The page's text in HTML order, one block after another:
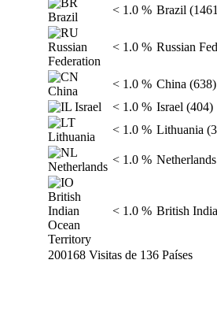
< 1.0 % Brazil
< 1.0 % Russian
< 1.0 % China (638)
< 1.0 % Israel (404)
< 1.0 % Lithuania
< 1.0 %
< 1.0 % British
200168 Visitas de 136 Países